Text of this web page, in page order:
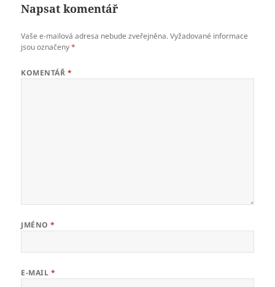
Napsat komentář
Vaše e-mailová adresa nebude zveřejněna. Vyžadované informace
jsou označeny*
KOMENTÁŘ *
JMÉNO*
E-MAIL *